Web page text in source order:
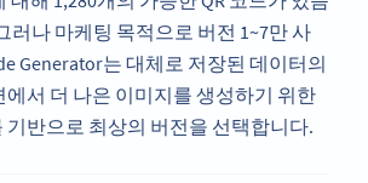
러나 마케팅 목적으로 버전 1~7만 사
Generator는 대체로 저장된 데이터의
에서 더 나은 이미지를 생성하기 위한
기반으로 최상의 버전을 선택합니다.